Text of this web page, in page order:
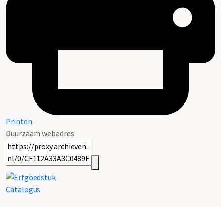
Printen
Duurzaam webadres
Catalogus